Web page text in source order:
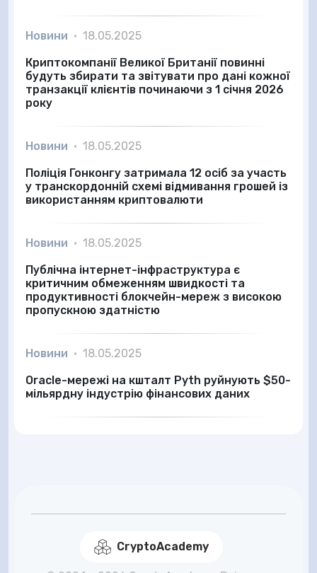
Новини • 18.05.2025
Криптокомпанії Великої Британії повинні
будуть збирати та звітувати про дані кожної
транзакції клієнтів починаючи з 1 січня 2026
року
Новини • 18.05.2025
Поліція Гонконгу затримала 12 осіб за участь
у транскордонній схемі відмивання грошей із
використанням криптовалюти
Новини • 18.05.2025
Публічна інтернет-інфраструктура є
критичним обмеженням швидкості та
продуктивності блокчейн-мереж з високою
пропускною здатністю
Новини • 18.05.2025
Oracle-мережі на кшталт Pyth руйнують $50-
мільярдну індустрію фінансових даних
CryptoAcademy